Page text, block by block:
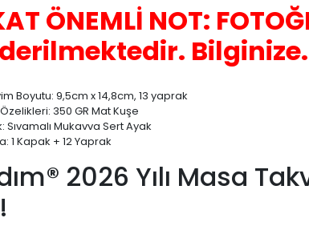
ÖNEMLİ NOT:
Bilginize.
Boyutu: 9,5cm x 14,8cm, 13 yaprak
350 GR Mat Kuşe
Sıvamalı Mukavva Sert Ayak
1 Kapak + 12 Yaprak
2026 Yılı Masa